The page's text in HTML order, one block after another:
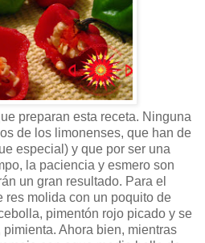
preparan esta receta. Ninguna
de los limonenses, que han de
especial) y que por ser una
la paciencia y esmero son
un gran resultado. Para el
res molida con un poquito de
pimentón rojo picado y se
Ahora bien, mientras